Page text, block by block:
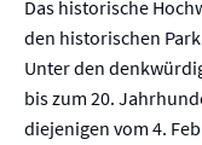
Das historische
den historischen
Unter den
bis zum 20.
diejenigen vom 4.